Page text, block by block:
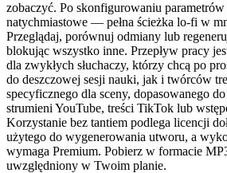
zobaczyć. Po skonfigurowaniu
natychmiastowe — pełna ścieżka lo-fi w
Przeglądaj, porównuj odmiany lub
blokując wszystko inne. Przepływ pracy
dla zwykłych słuchaczy, którzy chcą po
do deszczowej sesji nauki, jak i twórców
specyficznego dla sceny, dopasowanego
strumieni YouTube, treści TikTok lub
Korzystanie bez tantiem podlega licencji
użytego do wygenerowania utworu, a
wymaga Premium. Pobierz w formacie
uwzględniony w Twoim planie.